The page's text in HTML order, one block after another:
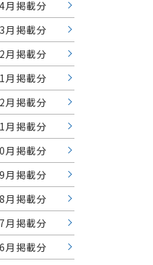
月掲載分
月掲載分
月掲載分
月掲載分
月掲載分
月掲載分
月掲載分
月掲載分
月掲載分
月掲載分
月掲載分